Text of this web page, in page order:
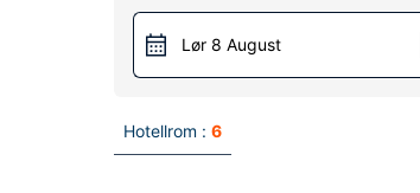
Lør 8 August
Hotellrom : 6